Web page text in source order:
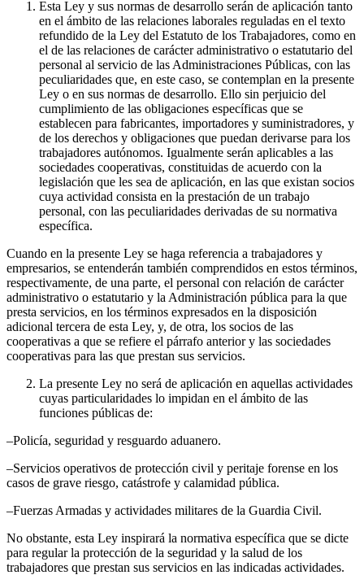
Esta Ley y sus normas de desarrollo serán de aplicación tanto
en el ámbito de las relaciones laborales reguladas en el texto
refundido de la Ley del Estatuto de los Trabajadores, como en
el de las relaciones de carácter administrativo o estatutario del
personal al servicio de las Administraciones Públicas, con las
peculiaridades que, en este caso, se contemplan en la presente
Ley o en sus normas de desarrollo. Ello sin perjuicio del
cumplimiento de las obligaciones específicas que se
establecen para fabricantes, importadores y suministradores, y
de los derechos y obligaciones que puedan derivarse para los
trabajadores autónomos. Igualmente serán aplicables a las
sociedades cooperativas, constituidas de acuerdo con la
legislación que les sea de aplicación, en las que existan socios
cuya actividad consista en la prestación de un trabajo
personal, con las peculiaridades derivadas de su normativa
específica.
Cuando en la presente Ley se haga referencia a trabajadores y
empresarios, se entenderán también comprendidos en estos términos,
respectivamente, de una parte, el personal con relación de carácter
administrativo o estatutario y la Administración pública para la que
presta servicios, en los términos expresados en la disposición
adicional tercera de esta Ley, y, de otra, los socios de las
cooperativas a que se refiere el párrafo anterior y las sociedades
cooperativas para las que prestan sus servicios.
La presente Ley no será de aplicación en aquellas actividades
cuyas particularidades lo impidan en el ámbito de las
funciones públicas de:
–Policía, seguridad y resguardo aduanero.
–Servicios operativos de protección civil y peritaje forense en los
casos de grave riesgo, catástrofe y calamidad pública.
–Fuerzas Armadas y actividades militares de la Guardia Civil.
No obstante, esta Ley inspirará la normativa específica que se dicte
para regular la protección de la seguridad y la salud de los
trabajadores que prestan sus servicios en las indicadas actividades.